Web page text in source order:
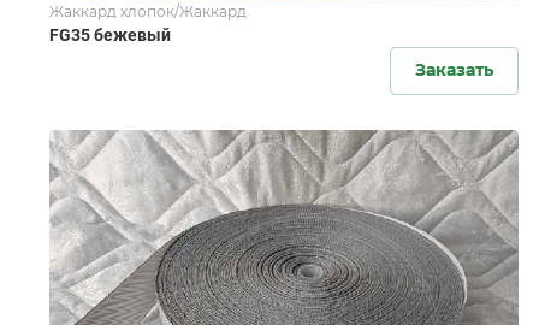
Жаккард хлопок/Жаккард
FG35 бежевый
Заказать